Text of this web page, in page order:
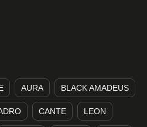
AURA BLACK AMADEUS
CANTE LEON